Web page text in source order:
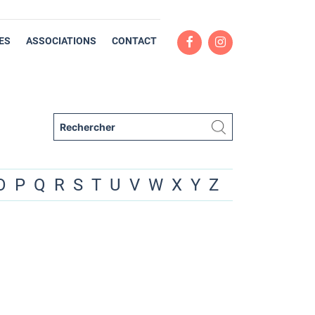
ASSOCIATIONS CONTACT
P Q R S T U V W X Y Z